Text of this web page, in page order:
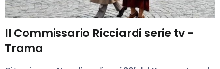
Il Commissario Ricciardi serie tv –
Trama